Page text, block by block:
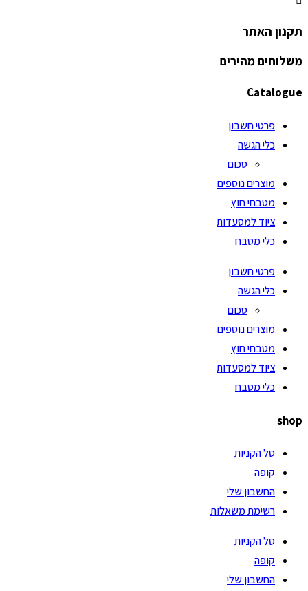
תקנון האתר
משלוחים מהירים
Catalogue
פרטי חשבון
כלי הגשה
סכום
מוצרים נוספים
מטבחי חוץ
ציוד למסעדות
כלי מטבח
פרטי חשבון
כלי הגשה
סכום
מוצרים נוספים
מטבחי חוץ
ציוד למסעדות
כלי מטבח
shop
סל הקניות
קופה
החשבון שלי
רשימת משאלות
סל הקניות
קופה
החשבון שלי